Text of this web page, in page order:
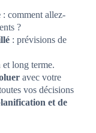
: comment allez-
?
: prévisions de
long terme.
avec votre
vos décisions
et de